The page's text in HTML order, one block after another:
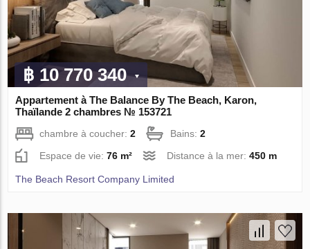
฿ 10 770 340
Appartement à The Balance By The Beach, Karon,
Thaïlande 2 chambres № 153721
chambre à coucher:2 Bains:2
Espace de vie:76 m² Distance à la mer:450 m
The Beach Resort Company Limited